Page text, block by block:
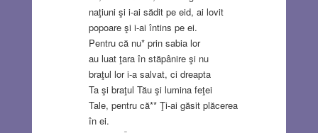
naţiuni şi i-ai sădit pe eid, ai lovit
popoare şi i-ai întins pe ei.
Pentru că nu* prin sabia lor
au luat ţara în stăpânire şi nu
braţul lor i-a salvat, ci dreapta
Ta şi braţul Tău şi lumina feţei
Tale, pentru că** Ţi-ai găsit plăcerea
în ei.